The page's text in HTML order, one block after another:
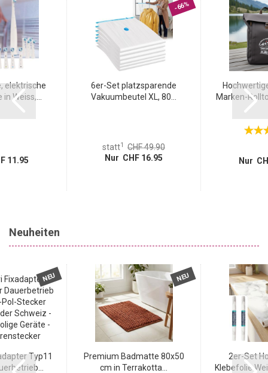
elektrische
Weiss,...
11.95
-66%
6er-Set platzsparende
Vakuumbeutel XL, 80...
statt1
CHF 49.90
Nur CHF 16.95
Marken-
Nur
Neuheiten
NEU
Typ11
NEU
Premium Badmatte 80x50
cm in Terrakotta...
2er-Set
Klebefolie